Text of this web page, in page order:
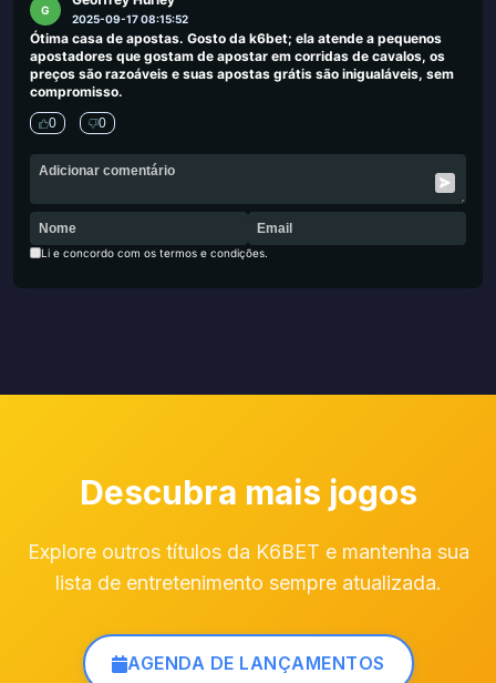
G
2025-09-17 08:15:52
Ótima casa de apostas. Gosto da k6bet; ela atende a pequenos
apostadores que gostam de apostar em corridas de cavalos, os
preços são razoáveis ​​e suas apostas grátis são inigualáveis, sem
compromisso.
0 0
Li e concordo com os termos e condições.
Descubra mais jogos
Explore outros títulos da K6BET e mantenha sua
lista de entretenimento sempre atualizada.
AGENDA DE LANÇAMENTOS